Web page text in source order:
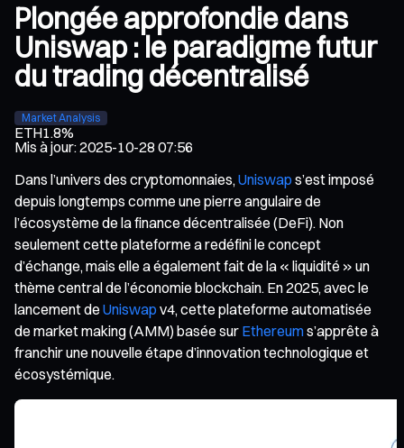
Plongée approfondie dans
Uniswap : le paradigme futur
du trading décentralisé
Market Analysis
ETH1.8%
Mis à jour:2025-10-28 07:56
Dans l’univers des cryptomonnaies, Uniswap s’est imposé
depuis longtemps comme une pierre angulaire de
l’écosystème de la finance décentralisée (DeFi). Non
seulement cette plateforme a redéfini le concept
d’échange, mais elle a également fait de la « liquidité » un
thème central de l’économie blockchain. En 2025, avec le
lancement de Uniswap v4, cette plateforme automatisée
de market making (AMM) basée sur Ethereums’apprête à
franchir une nouvelle étape d’innovation technologique et
écosystémique.